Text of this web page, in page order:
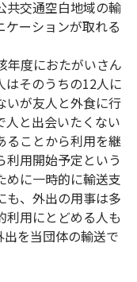
共交通空白地域の輸
ーションが取れる
年度におたがいさん
はそのうちの12人に
いが友人と外食に行
人と出会いたくない
ることから利用を継
用開始予定という
めに一時的に輸送支
も、外出の用事は多
利用にとどめる人も
を当団体の輸送で